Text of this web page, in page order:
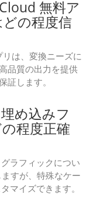
無料ア
の程度信
は、変換ニーズに
品質の出力を提供
証します。
め込みフ
程度正確
ラフィックについ
すが、特殊なケー
マイズできます。